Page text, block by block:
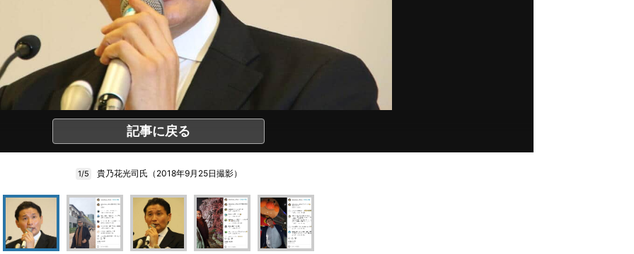
記事に戻る
1/5 貴乃花光司氏（2018年9月25日撮影）